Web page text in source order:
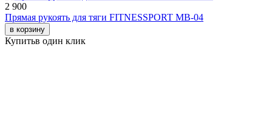
2 900
Прямая рукоять для тяги FITNESSPORT МВ-04
в корзину
Купитьв один клик